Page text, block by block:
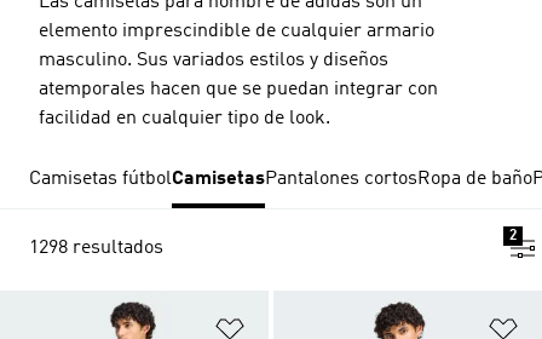
elemento imprescindible de cualquier armario
masculino. Sus variados estilos y diseños
atemporales hacen que se puedan integrar con
facilidad en cualquier tipo de look.
Camisetas fútbolCamisetasPantalones cortosRopa de baño
1298 resultados
2
Añadir a la lista de deseos